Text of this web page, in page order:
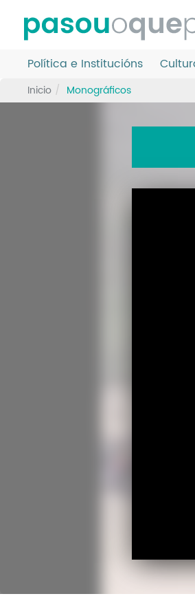
contido
principal
Política e Institucións
Inicio Monográficos